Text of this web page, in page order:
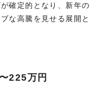
確定的となり、新年の
な高騰を見せる展開と
225万円